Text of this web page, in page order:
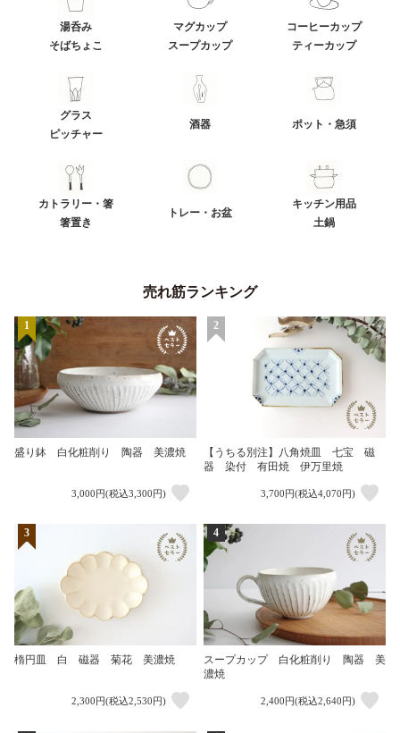
湯呑み
そばちょこ
マグカップ
スープカップ
コーヒーカップ
ティーカップ
グラス
ピッチャー
酒器 ポット・急須
カトラリー・箸
箸置き
トレー・お盆
キッチン用品
土鍋
売れ筋ランキング
1
盛り鉢 白化粧削り 陶器 美濃焼
3,000円(税込3,300円)
2
【うちる別注】八角焼皿 七宝 磁
器 染付 有田焼 伊万里焼
3,700円(税込4,070円)
3
楕円皿 白 磁器 菊花 美濃焼
2,300円(税込2,530円)
4
スープカップ 白化粧削り 陶器 美
濃焼
2,400円(税込2,640円)